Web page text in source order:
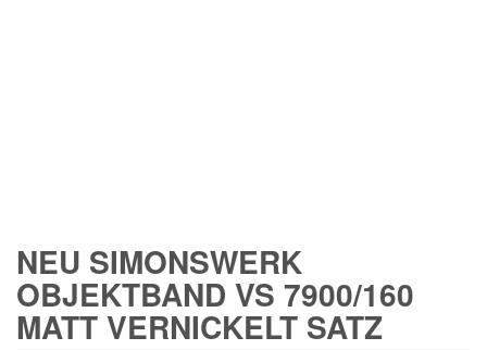
NEU SIMONSWERK
OBJEKTBAND VS 7900/160
MATT VERNICKELT SATZ